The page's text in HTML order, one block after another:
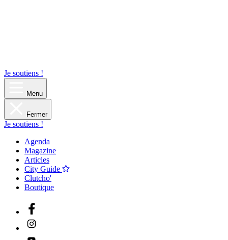
Je soutiens !
Menu
Fermer
Je soutiens !
Agenda
Magazine
Articles
City Guide
Clutcho'
Boutique